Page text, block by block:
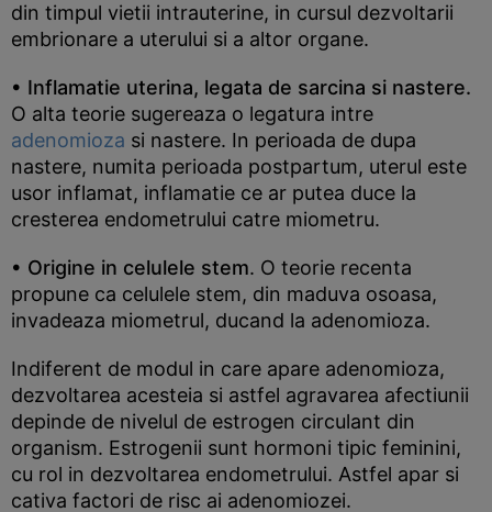
din timpul vietii intrauterine, in cursul dezvoltarii
embrionare a uterului si a altor organe.
• Inflamatie uterina, legata de sarcina si nastere.
O alta teorie sugereaza o legatura intre
adenomioza si nastere. In perioada de dupa
nastere, numita perioada postpartum, uterul este
usor inflamat, inflamatie ce ar putea duce la
cresterea endometrului catre miometru.
• Origine in celulele stem. O teorie recenta
propune ca celulele stem, din maduva osoasa,
invadeaza miometrul, ducand la adenomioza.
Indiferent de modul in care apare adenomioza,
dezvoltarea acesteia si astfel agravarea afectiunii
depinde de nivelul de estrogen circulant din
organism. Estrogenii sunt hormoni tipic feminini,
cu rol in dezvoltarea endometrului. Astfel apar si
cativa factori de risc ai adenomiozei.